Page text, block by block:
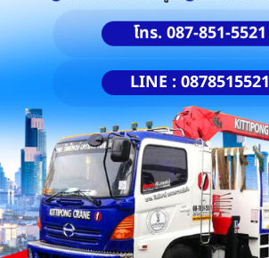
โทร. 087-851-5521
LINE : 0878515521